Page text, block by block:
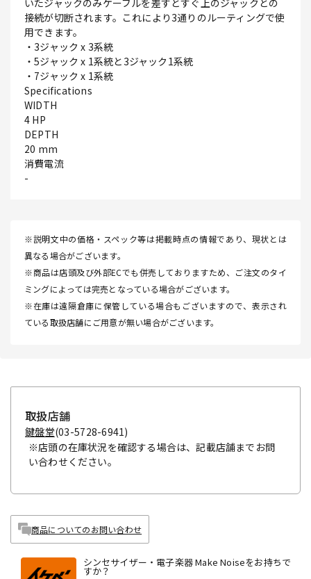
いたジャックのみケーブルを差すとすぐ上のジャックとの
接続が切断されます。これにより3通りのルーティングで使
用できます。
・3ジャック x 3系統
・5ジャック x 1系統と3ジャック1系統
・7ジャック x 1系統
Specifications
WIDTH
4 HP
DEPTH
20 mm
消費電流
-
※説明文中の価格・スペック等は掲載時点の情報であり、現状とは
異なる場合がございます。
※商品は店頭及び外部ECでも併売しておりますため、ご注文のタイ
ミングによっては完売となっている場合がございます。
※在庫は遠隔倉庫に保管している場合もございますので、表示され
ている取扱店舗にご用意が無い場合がございます。
取扱店舗
鍵盤堂(03-5728-6941)
※店頭の在庫状況を確認する場合は、記載店舗までお問
い合わせください。
商品についてのお問い合わせ
シンセサイザー・電子楽器 Make Noiseをお持ちで
すか？